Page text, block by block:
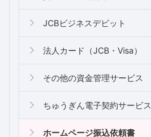
JCBビジネスデビット
法人カード（JCB・Visa）
その他の資金管理サービス
ちゅうぎん電子契約サービス
ホームページ振込依頼書